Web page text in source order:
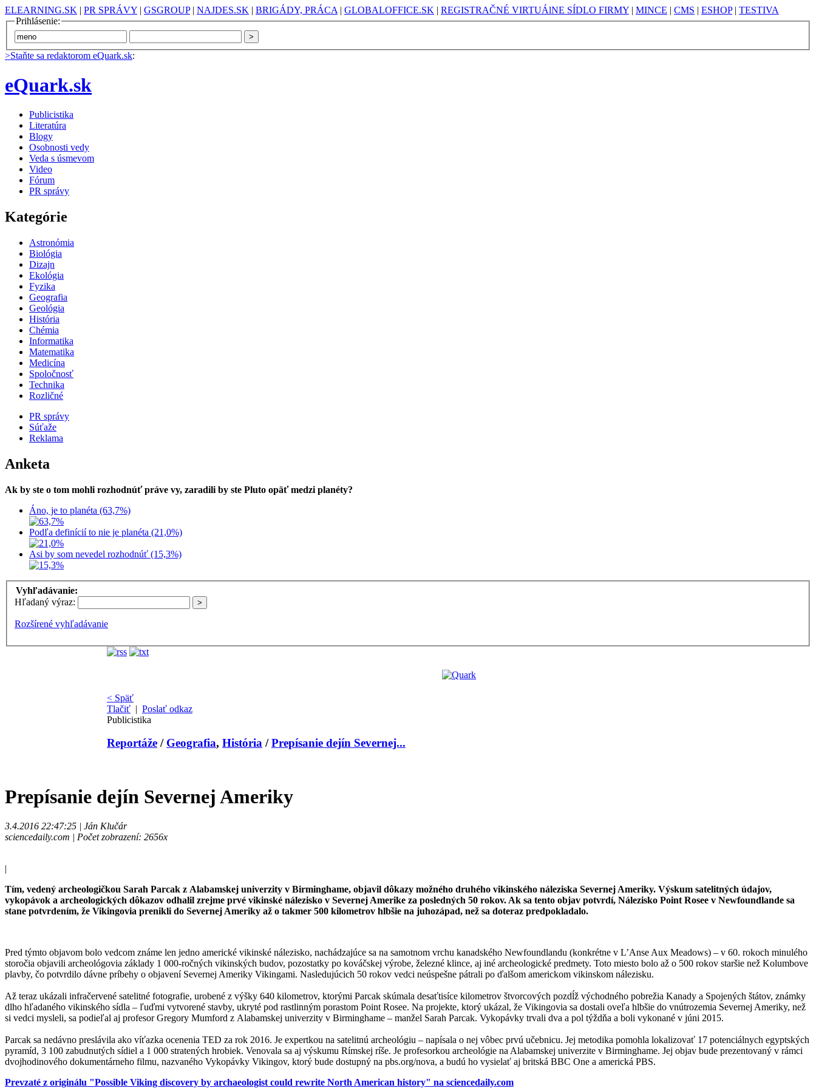
ELEARNING.SK | PR SPRÁVY | GSGROUP| NAJDES.SK | BRIGÁDY, PRÁCA | GLOBALOFFICE.SK | REGISTRAČNÉ VIRTUÁlNE SÍDLO FIRMY | MINCE | CMS | ESHOP| TESTIVA
Prihlásenie:
>Staňte sa redaktorom eQuark.sk:
eQuark.sk
Publicistika
Literatúra
Blogy
Osobnosti vedy
Veda s úsmevom
Video
Fórum
PR správy
Kategórie
Astronómia
Biológia
Dizajn
Ekológia
Fyzika
Geografia
Geológia
História
Chémia
Informatika
Matematika
Medicína
Spoločnosť
Technika
Rozličné
PR správy
Súťaže
Reklama
Anketa
Ak by ste o tom mohli rozhodnúť práve vy, zaradili by ste Pluto opäť medzi planéty?
Áno, je to planéta (63,7%)
Podľa definícií to nie je planéta (21,0%)
Asi by som nevedel rozhodnúť (15,3%)
Vyhľadávanie:
Hľadaný výraz:
Rozšírené vyhľadávanie
< Späť
Tlačiť | Poslať odkaz
Publicistika
Reportáže / Geografia, História /Prepísanie dejín Severnej...
Prepísanie dejín Severnej Ameriky
3.4.2016 22:47:25 | Ján Klučár
sciencedaily.com | Počet zobrazení: 2656x
|
Tím, vedený archeologičkou Sarah Parcak z Alabamskej univerzity v Birminghame, objavil dôkazy možného druhého vikinského náleziska Severnej Ameriky. Výskum satelitných údajov,
vykopávok a archeologických dôkazov odhalil zrejme prvé vikinské nálezisko v Severnej Amerike za posledných 50 rokov. Ak sa tento objav potvrdí, Nálezisko Point Rosee v Newfoundlande sa
stane potvrdením, že Vikingovia prenikli do Severnej Ameriky až o takmer 500 kilometrov hlbšie na juhozápad, než sa doteraz predpokladalo.
Pred týmto objavom bolo vedcom známe len jedno americké vikinské nálezisko, nachádzajúce sa na samotnom vrchu kanadského Newfoundlandu (konkrétne v L’Anse Aux Meadows) – v 60. rokoch minulého
storočia objavili archeológovia základy 1 000-ročných vikinských budov, pozostatky po kováčskej výrobe, železné klince, aj iné archeologické predmety. Toto miesto bolo až o 500 rokov staršie než Kolumbove
plavby, čo potvrdilo dávne príbehy o objavení Severnej Ameriky Vikingami. Nasledujúcich 50 rokov vedci neúspešne pátrali po ďalšom americkom vikinskom nálezisku.
Až teraz ukázali infračervené satelitné fotografie, urobené z výšky 640 kilometrov, ktorými Parcak skúmala desaťtisíce kilometrov štvorcových pozdĺž východného pobrežia Kanady a Spojených štátov, známky
dlho hľadaného vikinského sídla – ľuďmi vytvorené stavby, ukryté pod rastlinným porastom Point Rosee. Na projekte, ktorý ukázal, že Vikingovia sa dostali oveľa hlbšie do vnútrozemia Severnej Ameriky, než
si vedci mysleli, sa podieľal aj profesor Gregory Mumford z Alabamskej univerzity v Birminghame – manžel Sarah Parcak. Vykopávky trvali dva a pol týždňa a boli vykonané v júni 2015.
Parcak sa nedávno preslávila ako víťazka ocenenia TED za rok 2016. Je expertkou na satelitnú archeológiu – napísala o nej vôbec prvú učebnicu. Jej metodika pomohla lokalizovať 17 potenciálnych egyptských
pyramíd, 3 100 zabudnutých sídiel a 1 000 stratených hrobiek. Venovala sa aj výskumu Rímskej ríše. Je profesorkou archeológie na Alabamskej univerzite v Birminghame. Jej objav bude prezentovaný v rámci
dvojhodinového dokumentárneho filmu, nazvaného Vykopávky Vikingov, ktorý bude dostupný na pbs.org/nova, a budú ho vysielať aj britská BBC One a americká PBS.
Prevzaté z originálu "Possible Viking discovery by archaeologist could rewrite North American history" na sciencedaily.com